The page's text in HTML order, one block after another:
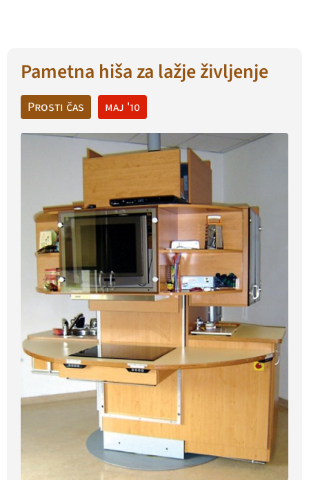
Pametna hiša za lažje življenje
Prosti čas maj '10